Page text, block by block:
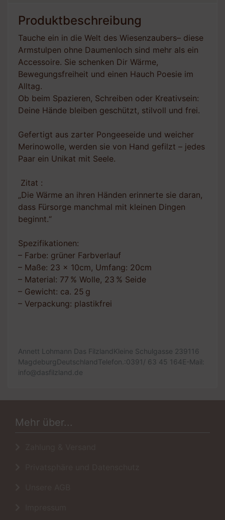
Produktbeschreibung
Tauche ein in die Welt des Wiesenzaubers– diese
Armstulpen ohne Daumenloch sind mehr als ein
Accessoire. Sie schenken Dir Wärme,
Bewegungsfreiheit und einen Hauch Poesie im
Alltag.
Ob beim Spazieren, Schreiben oder Kreativsein:
Deine Hände bleiben geschützt, stilvoll und frei.
Gefertigt aus zarter Pongeeseide und weicher
Merinowolle, werden sie von Hand gefilzt – jedes
Paar ein Unikat mit Seele.
Zitat :
„Die Wärme an ihren Händen erinnerte sie daran,
dass Fürsorge manchmal mit kleinen Dingen
beginnt.“
Spezifikationen:
– Farbe: grüner Farbverlauf
– Maße: 23 x 10cm, Umfang: 20cm
– Material: 77 % Wolle, 23 % Seide
– Gewicht: ca. 25 g
– Verpackung: plastikfrei
Annett Lohmann Das FilzlandKleine Schulgasse 239116
MagdeburgDeutschlandTelefon.:0391/ 63 45 164E-Mail:
info@dasfilzland.de
Mehr über...